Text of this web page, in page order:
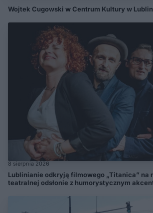
Wojtek Cugowski w Centrum Kultury w
8 sierpnia 2026
Lublinianie odkryją filmowego „Titanica” na
teatralnej odsłonie z humorystycznym